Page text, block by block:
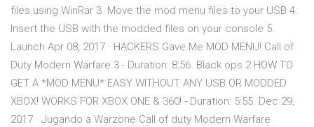
files using WinRar 3. Move the mod menu files to your USB 4.
Insert the USB with the modded files on your console 5.
Launch Apr 08, 2017 · HACKERS Gave Me MOD MENU! Call of
Duty Modern Warfare 3 - Duration: 8:56. Black ops 2 HOW TO
GET A *MOD MENU* EASY WITHOUT ANY USB OR MODDED
XBOX! WORKS FOR XBOX ONE & 360! - Duration: 5:55. Dec 29,
2017 · Jugando a Warzone Call of duty Modern Warfare